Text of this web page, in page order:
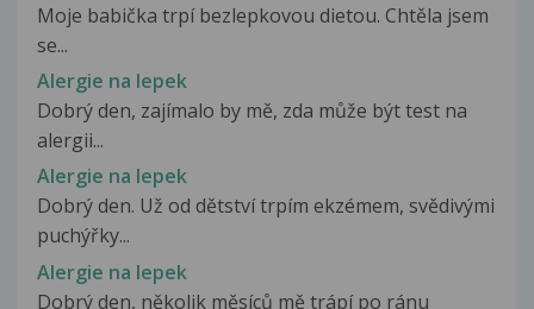
Moje babička trpí bezlepkovou dietou. Chtěla jsem
se...
Alergie na lepek
Dobrý den, zajímalo by mě, zda může být test na
alergii...
Alergie na lepek
Dobrý den. Už od dětství trpím ekzémem, svědivými
puchýřky...
Alergie na lepek
Dobrý den, několik měsíců mě trápí po ránu